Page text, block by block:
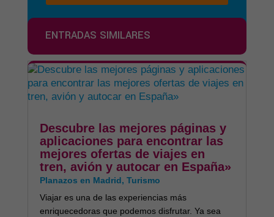
ENTRADAS SIMILARES
Descubre las mejores páginas y
aplicaciones para encontrar las
mejores ofertas de viajes en
tren, avión y autocar en España»
Planazos en Madrid, Turismo
Viajar es una de las experiencias más
enriquecedoras que podemos disfrutar. Ya sea